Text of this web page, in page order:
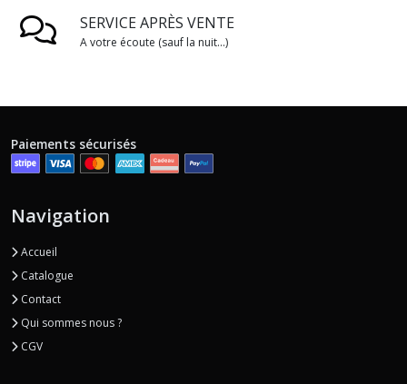
SERVICE APRÈS VENTE
A votre écoute (sauf la nuit...)
Paiements sécurisés
Navigation
Accueil
Catalogue
Contact
Qui sommes nous ?
CGV